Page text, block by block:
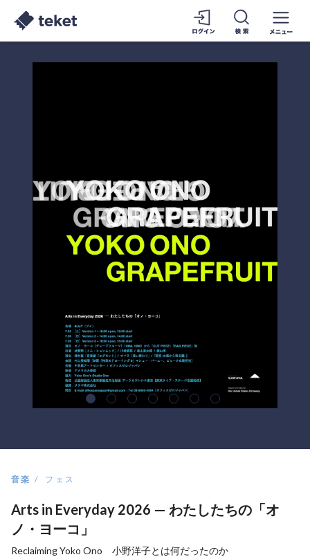
音楽 フェス
Arts in Everyday 2026 — わたしたちの「オ
ノ・ヨーコ」
Reclaiming Yoko Ono 小野洋子とは何だったのか